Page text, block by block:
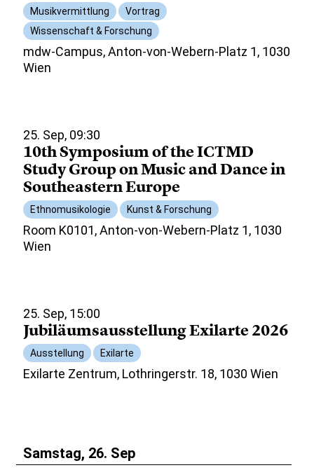
Musikvermittlung
Vortrag
Wissenschaft & Forschung
mdw-Campus, Anton-von-Webern-Platz 1, 1030
Wien
25. Sep, 09:30
10th Symposium of the ICTMD
Study Group on Music and Dance in
Southeastern Europe
Ethnomusikologie Kunst & Forschung
Room K0101, Anton-von-Webern-Platz 1, 1030
Wien
25. Sep, 15:00
Jubiläumsausstellung Exilarte 2026
Ausstellung Exilarte
Exilarte Zentrum, Lothringerstr. 18, 1030 Wien
Samstag, 26. Sep